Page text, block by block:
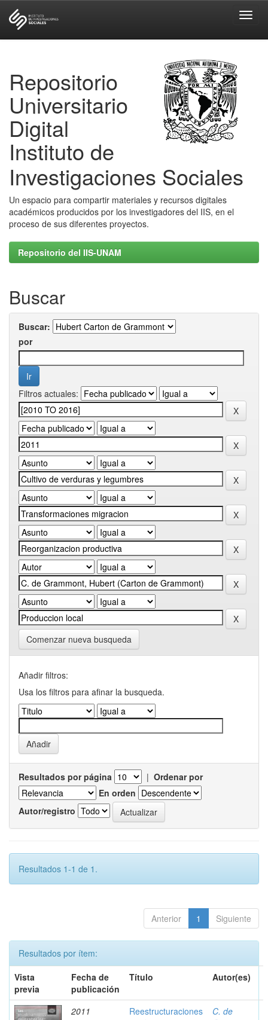
Repositorio
Universitario
Digital
Instituto de
Investigaciones Sociales
Un espacio para compartir materiales y recursos digitales
académicos producidos por los investigadores del IIS, en el
proceso de sus diferentes proyectos.
Repositorio del IIS-UNAM
Buscar
Buscar:
por
Filtros actuales:
Comenzar nueva busqueda
Añadir filtros:
Usa los filtros para afinar la busqueda.
Resultados por página | Ordenar por
En orden
Autor/registro
Resultados 1-1 de 1.
Anterior 1 Siguiente
Resultados por ítem:
Vista
previa
Fecha de
publicación
Título Autor(es)
2011
Reestructuraciones
C. de